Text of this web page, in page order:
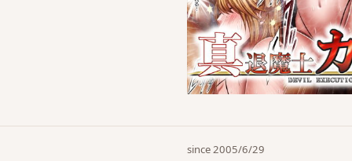
since 2005/6/29